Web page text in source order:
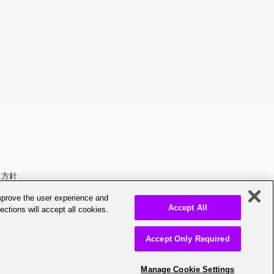
針
基本方針the user experience and
will accept all cookies.
Manage Cookie Settings
Accept Only Required
Accept All